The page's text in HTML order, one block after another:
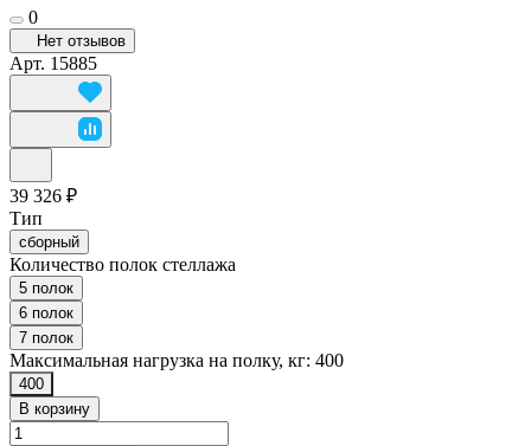
0
Нет отзывов
Арт. 15885
39 326 ₽
Тип
сборный
Количество полок стеллажа
5 полок
6 полок
7 полок
Максимальная нагрузка на полку, кг: 400
400
В корзину